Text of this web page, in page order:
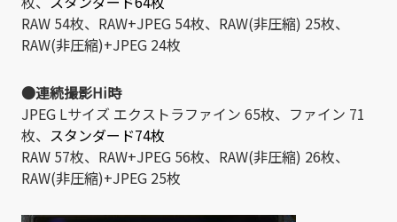
RAW 54枚、RAW+JPEG 54枚、RAW(非圧縮) 25枚、
RAW(非圧縮)+JPEG 24枚
●連続撮影Hi時
JPEG Lサイズ エクストラファイン 65枚、ファイン 71
枚、 スタンダード74枚
RAW 57枚、RAW+JPEG 56枚、RAW(非圧縮) 26枚、
RAW(非圧縮)+JPEG 25枚